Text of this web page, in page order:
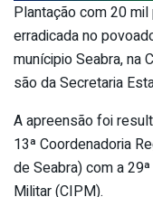
Plantação com 20
erradicada no
munícipio Seabra, na
são da Secretaria
A apreensão foi
13ª Coordenadoria
de Seabra) com a
Militar (CIPM).